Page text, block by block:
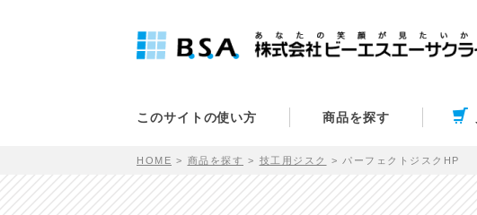
このサイトの使い方 商品を探す
HOME 商品を探す 技工用ジスク パーフェクトジスクHP